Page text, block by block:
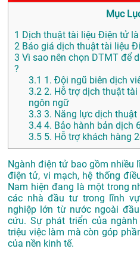
Mục
1 Dịch thuật tài liệu Điện tử
2 Báo giá dịch thuật tài liệu
3 Vì sao nên chọn DTMT để
?
3.1 1. Đội ngũ biên dịch
3.2 2. Hỗ trợ dịch thuật
ngôn ngữ
3.3 3. Năng lực dịch
3.4 4. Bảo hành bản dịch
3.5 5. Hỗ trợ khách hàng
Ngành điện tử bao gồm nhiều
điện tử, vi mạch, hệ thống
Nam hiện đang là một trong
các nhà đầu tư trong lĩnh
nghiệp lớn từ nước ngoài
cứu. Sự phát triển của
triệu việc làm mà còn góp
của nền kinh tế.